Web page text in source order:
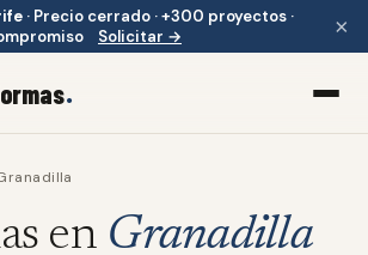
· Precio cerrado · +300 proyectos ·
Solicitar → ×
.
en Granadilla